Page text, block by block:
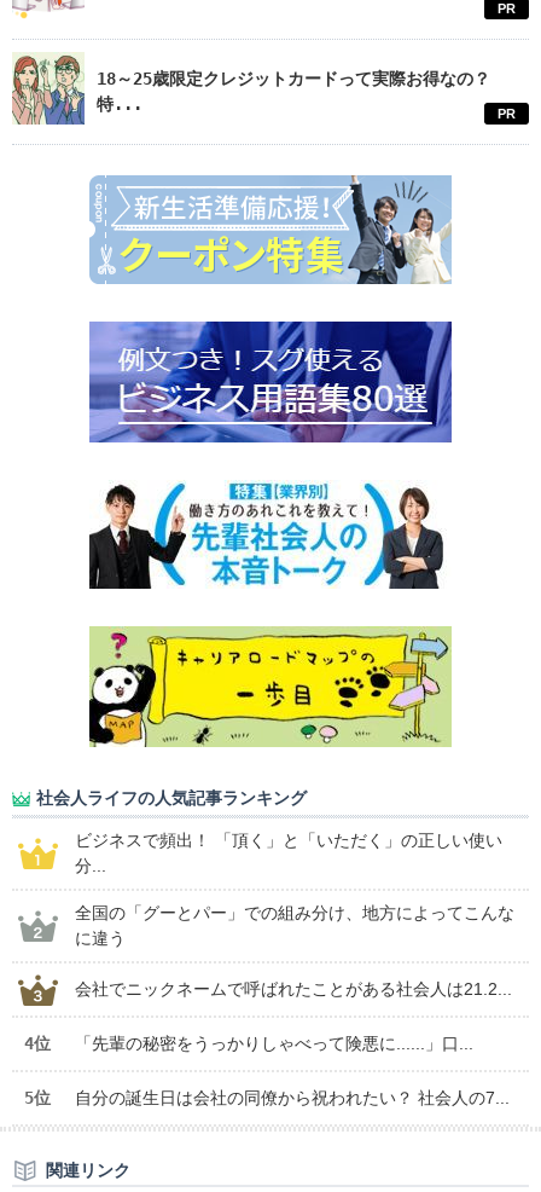
PR
18～25歳限定クレジットカードって実際お得なの？
特...
PR
社会人ライフの人気記事ランキング
ビジネスで頻出！ 「頂く」と「いただく」の正しい使い
分...
全国の「グーとパー」での組み分け、地方によってこんな
に違う
会社でニックネームで呼ばれたことがある社会人は21.2...
4位 「先輩の秘密をうっかりしゃべって険悪に......」口...
5位 自分の誕生日は会社の同僚から祝われたい？ 社会人の7...
関連リンク